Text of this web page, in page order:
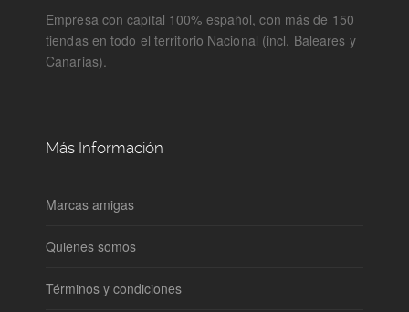
Empresa con capital 100% español, con más de 150
tiendas en todo el territorio Nacional (incl. Baleares y
Canarias).
Más Información
Marcas amigas
Quienes somos
Términos y condiciones